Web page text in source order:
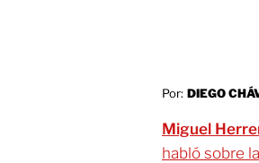
Por: DIEGO
Miguel
habló sobre